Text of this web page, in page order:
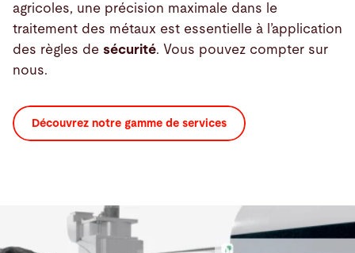
agricoles, une précision maximale dans le
traitement des métaux est essentielle à l’application
des règles de sécurité. Vous pouvez compter sur
nous.
Découvrez notre gamme de services